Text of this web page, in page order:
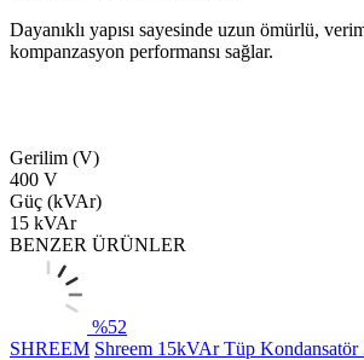
Dayanıklı yapısı sayesinde uzun ömürlü,
kompanzasyon performansı sağlar.
Gerilim (V)
400 V
Güç (kVAr)
15 kVAr
BENZER ÜRÜNLER
%52
SHREEM Shreem 15kVAr Tüp